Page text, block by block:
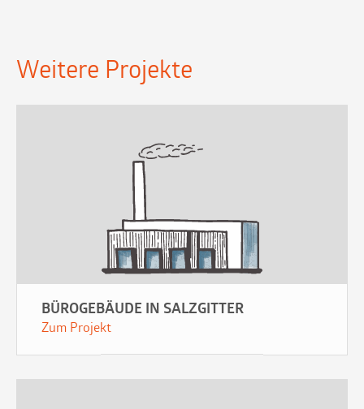
Weitere Projekte
BÜROGEBÄUDE IN SALZGITTER
Zum Projekt